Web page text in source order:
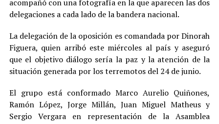
acompañó con una fotografía en la que aparecen las dos
delegaciones a cada lado de la bandera nacional.
La delegación de la oposición es comandada por Dinorah
Figuera, quien arribó este miércoles al país y aseguró
que el objetivo diálogo sería la paz y la atención de la
situación generada por los terremotos del 24 de junio.
El grupo está conformado Marco Aurelio Quiñones,
Ramón López, Jorge Millán, Juan Miguel Matheus y
Sergio Vergara en representación de la Asamblea